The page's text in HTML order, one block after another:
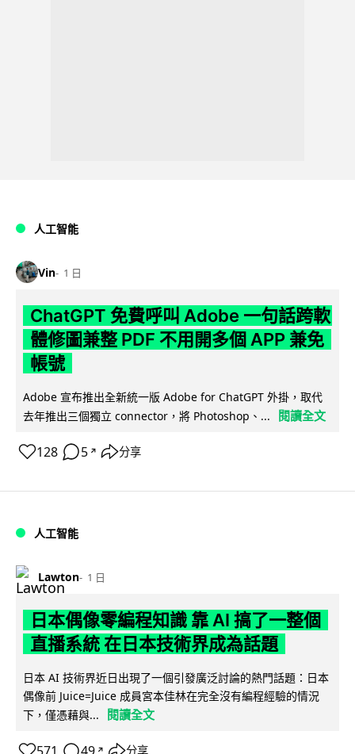
人工智能
Vin 1 日
ChatGPT 免費呼叫 Adobe 一句話跨軟
體修圖兼整 PDF 不用開多個 APP 兼免
帳號
Adobe 宣布推出全新統一版 Adobe for ChatGPT 外掛，取代
去年推出三個獨立 connector，將 Photoshop、...
閱讀全文
128 5 ↗ 分享
人工智能
Lawton 1 日
日本偶像零編程知識 靠 AI 搞了一整個
直播系統 在日本技術界成為話題
日本 AI 技術界近日出現了一個引發廣泛討論的熱門話題：日本
偶像前 Juice=Juice 成員宮本佳林在完全沒有編程經驗的情況
下，僅憑藉與...
閱讀全文
↗ 分享